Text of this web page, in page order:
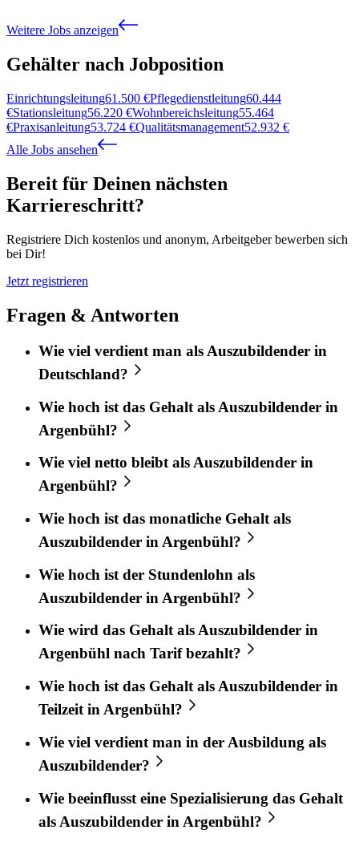
Weitere Jobs anzeigen
Gehälter nach Jobposition
Einrichtungsleitung61.500 €Pflegedienstleitung60.444
€Stationsleitung56.220 €Wohnbereichsleitung55.464
€Praxisanleitung53.724 €Qualitätsmanagement52.932 €
Alle Jobs ansehen
Bereit für Deinen nächsten
Karriereschritt?
Registriere Dich kostenlos und anonym, Arbeitgeber bewerben sich
bei Dir!
Jetzt registrieren
Fragen & Antworten
Wie viel verdient man als Auszubildender in
Deutschland?
Wie hoch ist das Gehalt als Auszubildender in
Argenbühl?
Wie viel netto bleibt als Auszubildender in
Argenbühl?
Wie hoch ist das monatliche Gehalt als
Auszubildender in Argenbühl?
Wie hoch ist der Stundenlohn als
Auszubildender in Argenbühl?
Wie wird das Gehalt als Auszubildender in
Argenbühl nach Tarif bezahlt?
Wie hoch ist das Gehalt als Auszubildender in
Teilzeit in Argenbühl?
Wie viel verdient man in der Ausbildung als
Auszubildender?
Wie beeinflusst eine Spezialisierung das Gehalt
als Auszubildender in Argenbühl?